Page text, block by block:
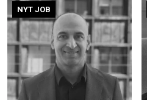
NYT JOB